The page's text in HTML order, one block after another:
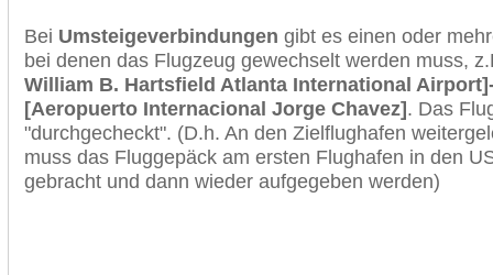
Bei Umsteigeverbindungen gibt es einen oder
bei denen das Flugzeug gewechselt werden muss,
William B. Hartsfield Atlanta International
[Aeropuerto Internacional Jorge Chavez]. Das
"durchgecheckt". (D.h. An den Zielflughafen
muss das Fluggepäck am ersten Flughafen in den
gebracht und dann wieder aufgegeben werden)